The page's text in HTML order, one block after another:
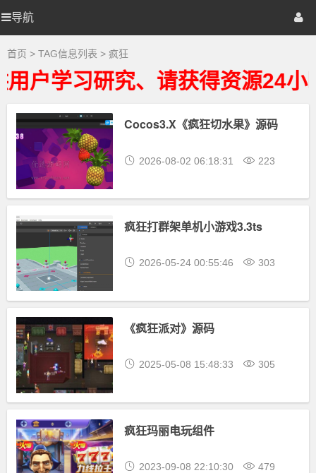
导航
全
-
狂
相
新
资
源
下
载
优
选
源
棋牌源码
首页 > TAG信息列表 > 疯狂
户学习研究、请获得资源24小
Cocos3.X《疯狂切水果》源码
2026-08-02 06:18:31 223
疯狂打群架单机小游戏3.3ts
2026-05-24 00:55:46 303
《疯狂派对》源码
2025-05-08 15:48:33 305
疯狂玛丽电玩组件
2023-09-08 22:10:30 479